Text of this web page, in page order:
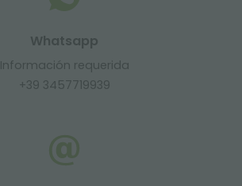
Whatsapp
Información requerida
+39 3457719939